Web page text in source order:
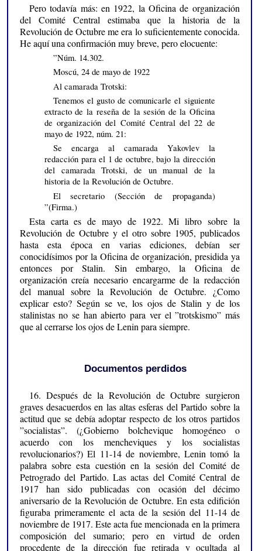
Pero todavía más: en 1922, la Oficina de organización
del Comité Central estimaba que la historia de la
Revolución de Octubre me era lo suficientemente conocida.
He aquí una confirmación muy breve, pero elocuente:
”Núm. 14.302.
Moscú, 24 de mayo de 1922
Al camarada Trotski:
Tenemos el gusto de comunicarle el siguiente
extracto de la reseña de la sesión de la Oficina
de organización del Comité Central del 22 de
mayo de 1922, núm. 21:
Se encarga al camarada Yakovlev la
redacción para el 1 de octubre, bajo la dirección
del camarada Trotski, de un manual de la
historia de la Revolución de Octubre.
El secretario (Sección de propaganda)
”(Firma.)
Esta carta es de mayo de 1922. Mi libro sobre la
Revolución de Octubre y el otro sobre 1905, publicados
hasta esta época en varias ediciones, debían ser
conocidísimos por la Oficina de organización, presidida ya
entonces por Stalin. Sin embargo, la Oficina de
organización creía necesario encargarme de la redacción
del manual sobre la Revolución de Octubre. ¿Como
explicar esto? Según se ve, los ojos de Stalin y de los
stalinistas no se han abierto para ver el ”trotskismo” más
que al cerrarse los ojos de Lenin para siempre.
Documentos perdidos
16. Después de la Revolución de Octubre surgieron
graves desacuerdos en las altas esferas del Partido sobre la
actitud que se debía adoptar respecto de los otros partidos
”socialistas”. (¿Gobierno bolchevique homogéneo o
acuerdo con los mencheviques y los socialistas
revolucionarios?) El 11-14 de noviembre, Lenin tomó la
palabra sobre esta cuestión en la sesión del Comité de
Petrogrado del Partido. Las actas del Comité Central de
1917 han sido publicadas con ocasión del décimo
aniversario de la Revolución de Octubre. En esta edifición
figuraba primeramente el acta de la sesión del 11-14 de
noviembre de 1917. Este acta fue mencionada en la primera
composición del sumario; pero en virtud de orden
procedente de la dirección fue retirada y ocultada al